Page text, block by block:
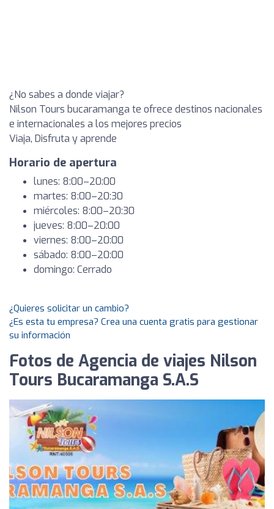
¿No sabes a donde viajar?
Nilson Tours bucaramanga te ofrece destinos nacionales
e internacionales a los mejores precios
Viaja, Disfruta y aprende
Horario de apertura
lunes: 8:00–20:00
martes: 8:00–20:30
miércoles: 8:00–20:30
jueves: 8:00–20:00
viernes: 8:00–20:00
sábado: 8:00–20:00
domingo: Cerrado
¿Quieres solicitar un cambio?
¿Es esta tu empresa? Crea una cuenta gratis para gestionar
su información
Fotos de Agencia de viajes Nilson
Tours Bucaramanga S.A.S